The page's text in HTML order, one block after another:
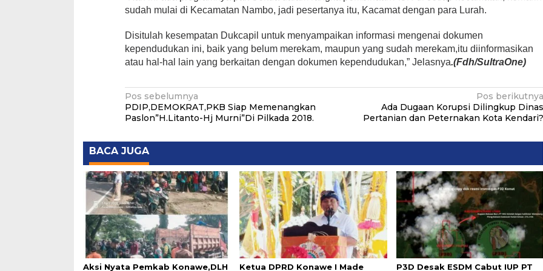
sudah mulai di Kecamatan Nambo, jadi pesertanya itu, Kacamat dengan para Lurah.
Disitulah kesempatan Dukcapil untuk menyampaikan informasi mengenai dokumen
kependudukan ini, baik yang belum merekam, maupun yang sudah merekam,itu diinformasikan
atau hal-hal lain yang berkaitan dengan dokumen kependudukan,” Jelasnya.(Fdh/SultraOne)
Navigasi
pos
Pos sebelumnya
PDIP,DEMOKRAT,PKB Siap Memenangkan
Paslon”H.Litanto-Hj Murni”Di Pilkada 2018.
Pos berikutnya
Ada Dugaan Korupsi Dilingkup Dinas
Pertanian dan Peternakan Kota Kendari?
BACA JUGA
Aksi Nyata Pemkab Konawe,DLH Ketua DPRD Konawe I Made P3D Desak ESDM Cabut IUP PT